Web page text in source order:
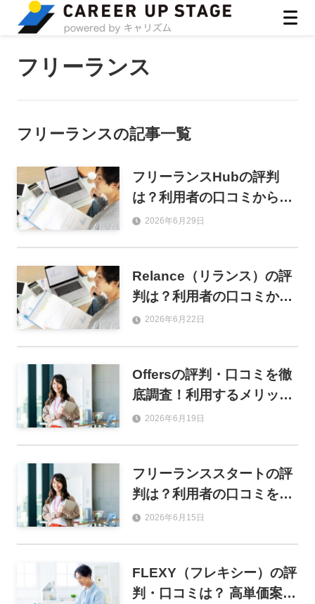
フリーランス
フリーランスの記事一覧
フリーランスHubの評判
は？利用者の口コミから見
えた実態と賢い使い方を徹
2026年6月29日
Relance（リランス）の評
判は？利用者の口コミから
見えたメリット・デメリッ
2026年6月22日
Offersの評判・口コミを徹
底調査！利用するメリット
や登録の流れも解説
2026年6月19日
フリーランススタートの評
判は？利用者の口コミをも
とにメリット・デメリット
2026年6月15日
FLEXY（フレキシー）の評
判・口コミは？ 高単価案件